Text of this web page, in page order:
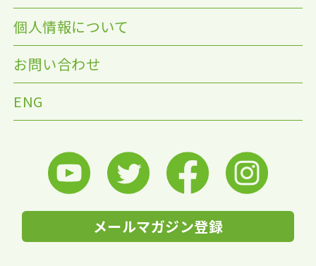
個人情報について
お問い合わせ
ENG
メールマガジン登録